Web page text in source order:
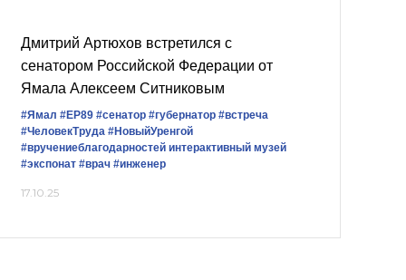
Дмитрий Артюхов встретился с
сенатором Российской Федерации от
Ямала Алексеем Ситниковым
#Ямал #ЕР89 #сенатор #губернатор #встреча
#ЧеловекТруда #НовыйУренгой
#вручениеблагодарностей интерактивный музей
#экспонат #врач #инженер
17.10.25